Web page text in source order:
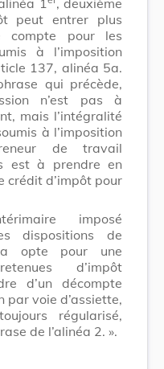
peut entrer plus
compte pour les
à l’imposition
137, alinéa 5a.
qui précède,
n’est pas à
mais l’intégralité
à l’imposition
de travail
est à prendre en
crédit d’impôt pour
imposé
dispositions de
opte pour une
d’impôt
d’un décompte
par voie d’assiette,
régularisé,
de l’alinéa 2. ».